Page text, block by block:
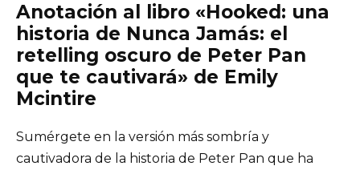
Anotación al libro «Hooked: una
historia de Nunca Jamás: el
retelling oscuro de Peter Pan
que te cautivará» de Emily
Mcintire
Sumérgete en la versión más sombría y
cautivadora de la historia de Peter Pan que ha